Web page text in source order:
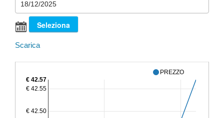
Scarica
PREZZO
€ 42.50
€ 42.55
€ 42.57